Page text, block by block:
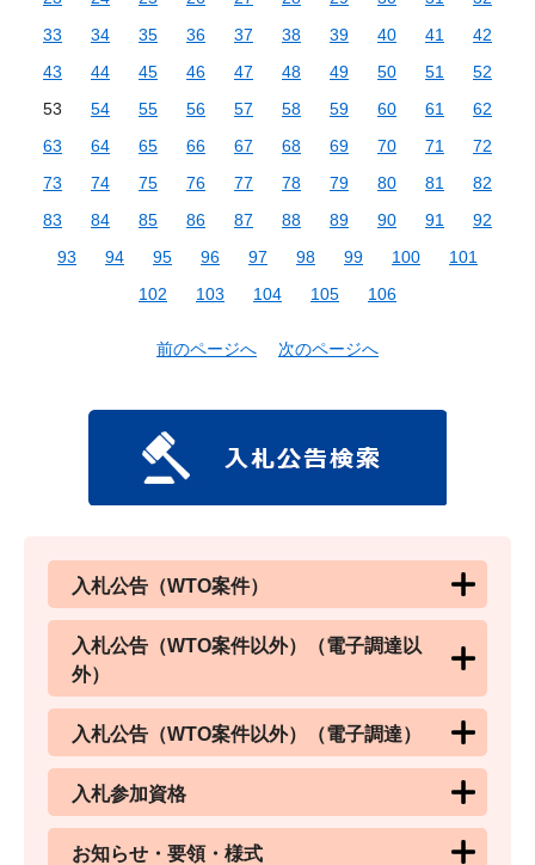
33
34 35 36 37 38 39 40 41
42
43
44 45 46 47 48 49 50 51
52
53
54 55 56 57 58 59 60 61
62
63
64 65 66 67 68 69 70 71
72
73
74 75 76 77 78 79 80 81
82
83
84 85 86 87 88 89 90 91
92
93
94 95 96 97 98 99 100
101
102
103 104 105 106
前のページへ 次のページへ
入札公告（WTO案件）
入札公告（WTO案件以外）（電子調達以
外）
入札公告（WTO案件以外）（電子調達）
入札参加資格
お知らせ・要領・様式